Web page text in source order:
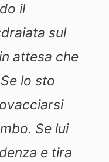
il
sul
attesa che
lo sto
Se lui
e tira